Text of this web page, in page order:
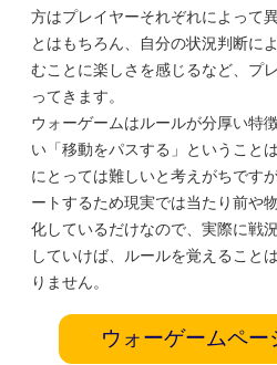
方はプレイヤーそれぞれによって
とはもちろん、自分の状況判断に
むことに楽しさを感じるなど、プ
ってきます。
ウォーゲームはルールが分厚い特
い「移動をパスする」ということ
にとっては難しいと考えがちです
ートするため現実では当たり前や
化しているだけなので、実際に戦
していけば、ルールを覚えること
りません。
ウォーゲームペー